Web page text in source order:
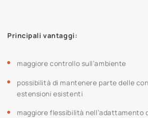
Principali vantaggi:
maggiore controllo sull’ambiente
possibilità di mantenere parte delle
estensioni esistenti
maggiore flessibilità nell’adattamento